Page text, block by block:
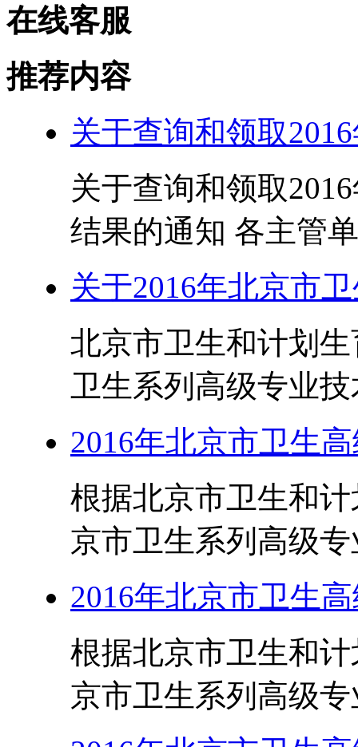
在线客服
推荐内容
关于查询和领取
关于查询和领取
结果的通知 各主管
关于2016年北京市
北京市卫生和计划
卫生系列高级专业
2016年北京市卫生
根据北京市卫生和
京市卫生系列高级
2016年北京市卫生
根据北京市卫生和
京市卫生系列高级